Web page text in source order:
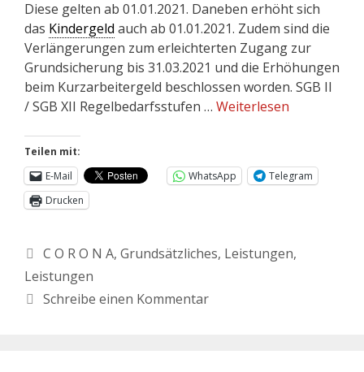
Diese gelten ab 01.01.2021. Daneben erhöht sich
das Kindergeld auch ab 01.01.2021. Zudem sind die
Verlängerungen zum erleichterten Zugang zur
Grundsicherung bis 31.03.2021 und die Erhöhungen
beim Kurzarbeitergeld beschlossen worden. SGB II
/ SGB XII Regelbedarfsstufen … Weiterlesen
Teilen mit:
E-Mail
WhatsApp
Telegram
Drucken
C O R O N A, Grundsätzliches, Leistungen,
Leistungen
Schreibe einen Kommentar